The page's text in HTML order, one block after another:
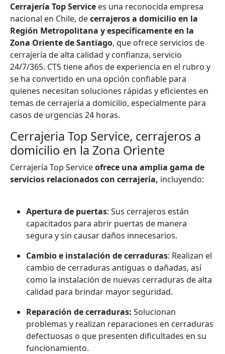
Cerrajería Top Service es una reconocida empresa
nacional en Chile, decerrajeros a domicilio en la
Región Metropolitana y específicamente en la
Zona Oriente de Santiago, que ofrece servicios de
cerrajería de alta calidad y confianza, servicio
24/7/365. CTS tiene años de experiencia en el rubro y
se ha convertido en una opción confiable para
quienes necesitan soluciones rápidas y eficientes en
temas de cerrajería a domicilio, especialmente para
casos de urgencias 24 horas.
Cerrajeria Top Service, cerrajeros a
domicilio en la Zona Oriente
Cerrajería Top Serviceofrece una amplia gama de
servicios relacionados con cerrajería, incluyendo:
Apertura de puertas: Sus cerrajeros están
capacitados para abrir puertas de manera
segura y sin causar daños innecesarios.
Cambio e instalación de cerraduras: Realizan el
cambio de cerraduras antiguas o dañadas, así
como la instalación de nuevas cerraduras de alta
calidad para brindar mayor seguridad.
Reparación de cerraduras: Solucionan
problemas y realizan reparaciones en cerraduras
defectuosas o que presenten dificultades en su
funcionamiento.